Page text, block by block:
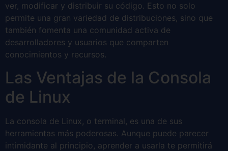
ver, modificar y distribuir su código. Esto no solo
permite una gran variedad de distribuciones, sino que
también fomenta una comunidad activa de
desarrolladores y usuarios que comparten
conocimientos y recursos.
Las Ventajas de la Consola
de Linux
La consola de Linux, o terminal, es una de sus
herramientas más poderosas. Aunque puede parecer
intimidante al principio, aprender a usarla te permitirá